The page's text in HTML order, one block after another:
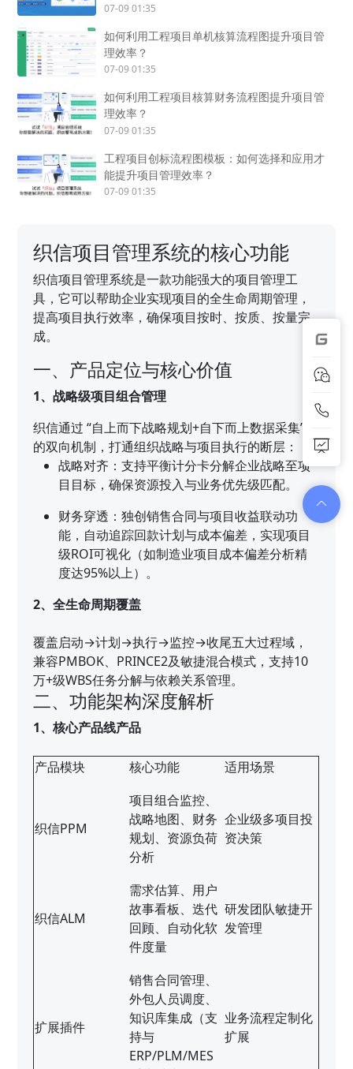
07-09 01:35
如何利用工程项目单机核算流程图提升项目管
理效率？
07-09 01:35
如何利用工程项目核算财务流程图提升项目管
理效率？
07-09 01:35
工程项目创标流程图模板：如何选择和应用才
能提升项目管理效率？
07-09 01:35
织信项目管理系统的核心功能
织信项目管理系统是一款功能强大的项目管理工
具，它可以帮助企业实现项目的全生命周期管理，
提高项目执行效率，确保项目按时、按质、按量完
成。
一、产品定位与核心价值
1、战略级项目组合管理
织信通过 “自上而下战略规划+自下而上数据采集”
的双向机制，打通组织战略与项目执行的断层：
战略对齐：支持平衡计分卡分解企业战略至项
目目标，确保资源投入与业务优先级匹配。
财务穿透：独创销售合同与项目收益联动功
能，自动追踪回款计划与成本偏差，实现项目
级ROI可视化（如制造业项目成本偏差分析精
度达95%以上）。
2、全生命周期覆盖
覆盖启动→计划→执行→监控→收尾五大过程域，
兼容PMBOK、PRINCE2及敏捷混合模式，支持10
万+级WBS任务分解与依赖关系管理。
二、功能架构深度解析
1、核心产品线产品
产品模块 核心功能 适用场景
织信PPM
项目组合监控、
战略地图、财务
规划、资源负荷
分析
企业级多项目投
资决策
织信ALM
需求估算、用户
故事看板、迭代
回顾、自动化软
件度量
研发团队敏捷开
发管理
扩展插件
销售合同管理、
外包人员调度、
知识库集成（支
持与
ERP/PLM/MES
业务流程定制化
扩展